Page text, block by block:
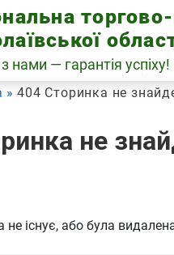
нами — гарантія успіху!
404 Сторинка не
не
не існує, або була